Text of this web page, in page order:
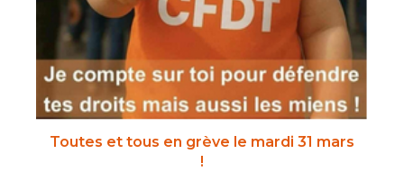
Toutes et tous en grève le mardi 31 mars
!